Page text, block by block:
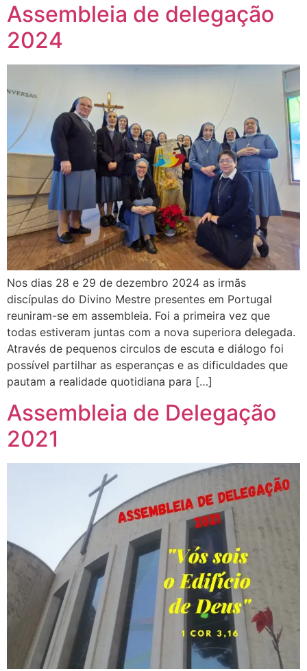
Assembleia de delegação
2024
Nos dias 28 e 29 de dezembro 2024 as irmãs
discípulas do Divino Mestre presentes em Portugal
reuniram-se em assembleia. Foi a primeira vez que
todas estiveram juntas com a nova superiora delegada.
Através de pequenos circulos de escuta e diálogo foi
possível partilhar as esperanças e as dificuldades que
pautam a realidade quotidiana para […]
Assembleia de Delegação
2021